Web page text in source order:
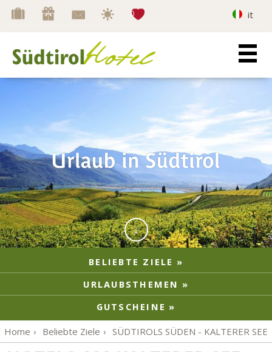
Merkliste 0 it
BELIEBTE ZIELE
URLAUBSTHEMEN
GUTSCHEINE
Home Beliebte Ziele SÜDTIROLS SÜDEN - KALTERER SEE